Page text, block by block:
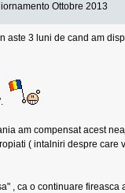
Ottobre 2013
aste 3 luni de cand am
am compensat acest
( intalniri despre care
, ca o continuare fireasca